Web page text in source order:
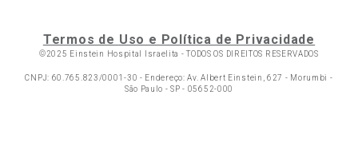
Termos de Uso e Política de Privacidade
©2025 Einstein Hospital Israelita -TODOS OS DIREITOS RESERVADOS
CNPJ: 60.765.823/0001-30 - Endereço: Av. Albert Einstein, 627 - Morumbi -
São Paulo - SP - 05652-000